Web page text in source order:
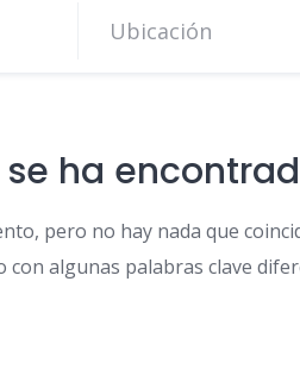
se ha
pero no hay nada que
con algunas palabras clave